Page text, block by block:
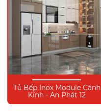
Tủ Bếp Inox Module Cánh
Kính - An Phát 12